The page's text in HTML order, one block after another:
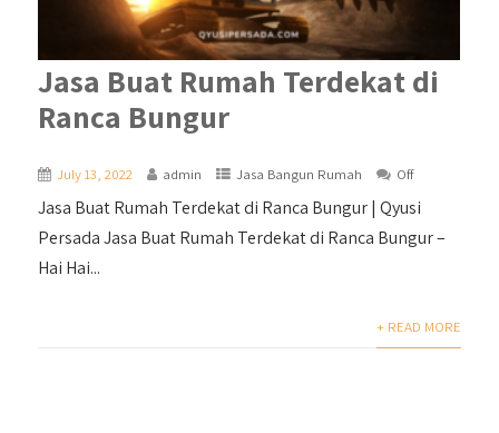
Jasa Buat Rumah Terdekat di
Ranca Bungur
July 13, 2022 admin Jasa Bangun Rumah Off
Jasa Buat Rumah Terdekat di Ranca Bungur | Qyusi
Persada Jasa Buat Rumah Terdekat di Ranca Bungur –
Hai Hai...
+ READ MORE